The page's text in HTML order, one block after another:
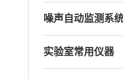
噪声自动监测系
实验室常用仪器